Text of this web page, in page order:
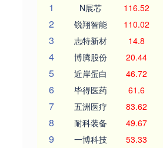
1
N展芯 116.52
2 锐翔智能 110.02
3 志特新材 14.8
4 博腾股份 20.44
5 近岸蛋白 46.72
6 毕得医药 61.6
7 五洲医疗 83.62
8 耐科装备 49.67
9 一博科技 53.33